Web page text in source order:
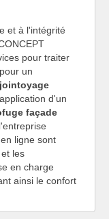
et à l'intégrité
pour traiter
un
d'un
façade
ligne sont
les
en charge
ainsi le confort